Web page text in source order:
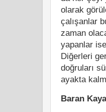
olarak
çalışanlar
zaman
yapanlar
Diğerleri
doğruları
ayakta
Baran Kaya